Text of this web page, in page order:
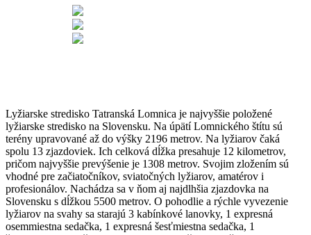
Lyžiarske stredisko Tatranská Lomnica je najvyššie položené
lyžiarske stredisko na Slovensku. Na úpätí Lomnického štítu sú
terény upravované až do výšky 2196 metrov. Na lyžiarov čaká
spolu 13 zjazdoviek. Ich celková dĺžka presahuje 12 kilometrov,
pričom najvyššie prevýšenie je 1308 metrov. Svojim zložením sú
vhodné pre začiatočníkov, sviatočných lyžiarov, amatérov i
profesionálov. Nachádza sa v ňom aj najdlhšia zjazdovka na
Slovensku s dĺžkou 5500 metrov. O pohodlie a rýchle vyvezenie
lyžiarov na svahy sa starajú 3 kabínkové lanovky, 1 expresná
osemmiestna sedačka, 1 expresná šesťmiestna sedačka, 1